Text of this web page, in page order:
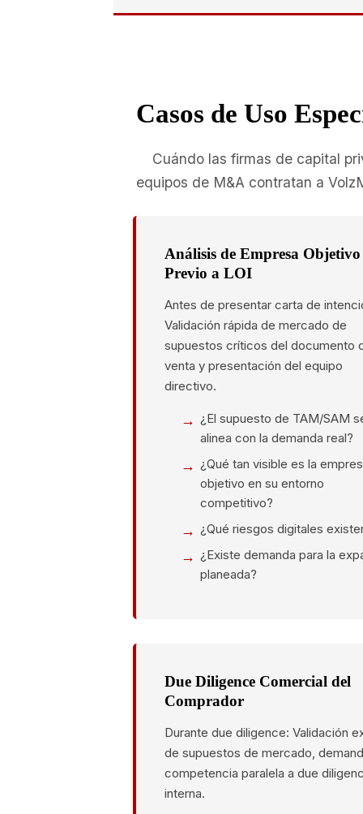
Casos de Uso
Cuándo las firmas de capital
equipos de M&A contratan a
Análisis de Empresa Objetivo
Previo a LOI
Antes de presentar carta de
Validación rápida de mercado de
supuestos críticos del documento
venta y presentación del equipo
directivo.
¿El supuesto de TAM/SAM
alinea con la demanda real?
¿Qué tan visible es la
objetivo en su entorno
competitivo?
¿Qué riesgos digitales
¿Existe demanda para la
planeada?
Due Diligence Comercial del
Comprador
Durante due diligence: Validación
de supuestos de mercado,
competencia paralela a due
interna.